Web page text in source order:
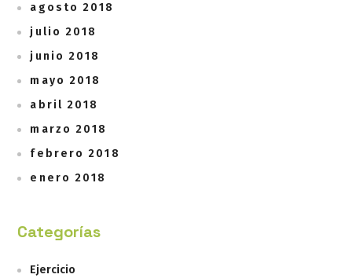
agosto 2018
julio 2018
junio 2018
mayo 2018
abril 2018
marzo 2018
febrero 2018
enero 2018
Categorías
Ejercicio